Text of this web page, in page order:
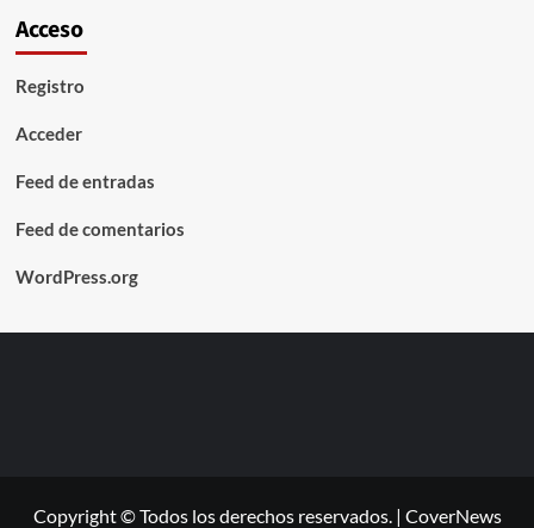
Acceso
Registro
Acceder
Feed de entradas
Feed de comentarios
WordPress.org
Copyright © Todos los derechos reservados. | CoverNews